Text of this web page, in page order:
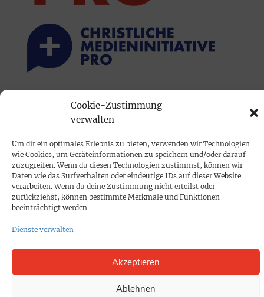
Cookie-Zustimmung
verwalten
Um dir ein optimales Erlebnis zu bieten, verwenden wir Technologien
wie Cookies, um Geräteinformationen zu speichern und/oder darauf
zuzugreifen. Wenn du diesen Technologien zustimmst, können wir
Daten wie das Surfverhalten oder eindeutige IDs auf dieser Website
verarbeiten. Wenn du deine Zustimmung nicht erteilst oder
zurückziehst, können bestimmte Merkmale und Funktionen
beeinträchtigt werden.
Dienste verwalten
Akzeptieren
Ablehnen
PRINTAUSGABE
Mediadaten
PROKOMPAKT
Impressum
SPENDEN
Datenschutz
Cookie-Richtlinie